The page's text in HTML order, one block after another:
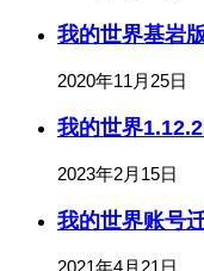
我的世界基岩
2020年11月25日
我的世界
2023年2月15日
我的世界账号
2021年4月21日